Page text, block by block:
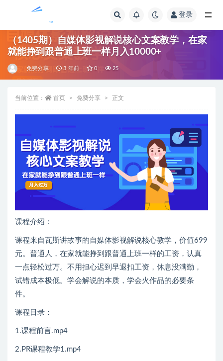
登录
（1405期）自媒体影视解说核心文案教学，在家
就能挣到跟普通上班一样月入10000+
免费分享 3 年前 0 25
当前位置： 首页 免费分享 正文
课程介绍：
课程来自瓦斯讲故事的自媒体影视解说核心教学，价值699
元。普通人，在家就能挣到跟普通上班一样的工资，认真
一点轻松过万。不用担心迟到早退扣工资，休息没满勤，
试错成本极低。学会解说的本质，学会火作品的必要条
件。
课程目录：
1.课程前言.mp4
2.PR课程教学1.mp4